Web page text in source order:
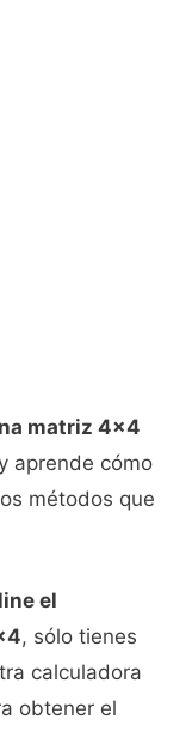
matriz 4x4
aprende cómo
métodos que
el
, sólo tienes
calculadora
obtener el